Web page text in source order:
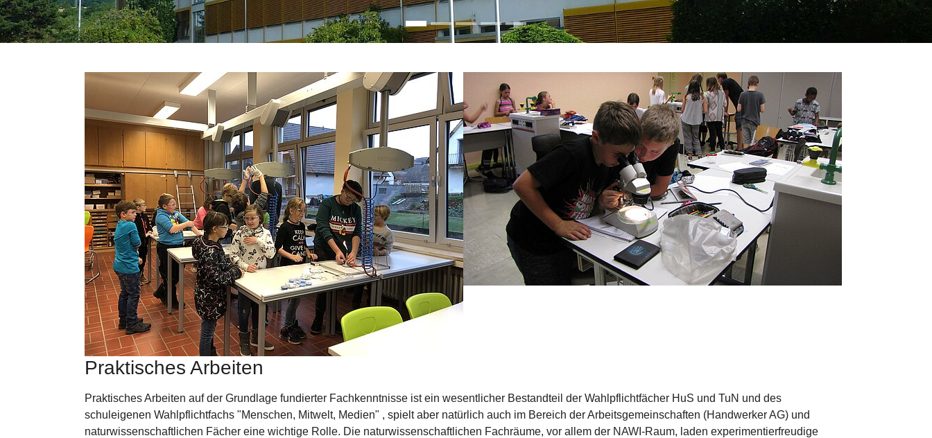
Headerbild Gebäudeansicht
Luftballon-Aktion mit Schülern auf dem Schulhof
Drohnenfoto mit Logo
Headerbild Apfelbaum mit roten Äpfeln
Headerbild Luftbild Friedensprojekt
Praktisches Arbeiten
Praktisches Arbeiten auf der Grundlage fundierter Fachkenntnisse ist ein wesentlicher Bestandteil der Wahlpflichtfächer HuS und TuN und des
schuleigenen Wahlpflichtfachs "Menschen, Mitwelt, Medien" , spielt aber natürlich auch im Bereich der Arbeitsgemeinschaften (Handwerker AG) und
naturwissenschaftlichen Fächer eine wichtige Rolle. Die naturwissenschaftlichen Fachräume, vor allem der NAWI-Raum, laden experimentierfreudige